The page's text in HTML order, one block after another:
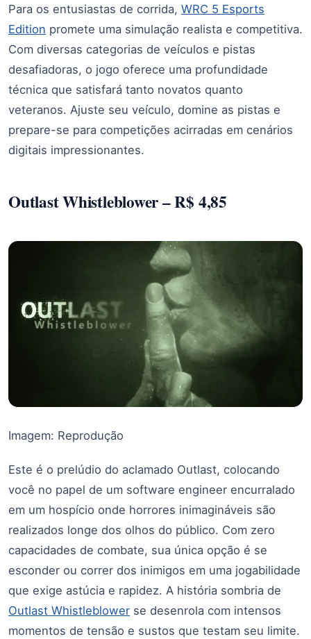
Para os entusiastas de corrida, WRC 5 Esports
Edition promete uma simulação realista e competitiva.
Com diversas categorias de veículos e pistas
desafiadoras, o jogo oferece uma profundidade
técnica que satisfará tanto novatos quanto
veteranos. Ajuste seu veículo, domine as pistas e
prepare-se para competições acirradas em cenários
digitais impressionantes.
Outlast Whistleblower – R$ 4,85
Imagem: Reprodução
Este é o prelúdio do aclamado Outlast, colocando
você no papel de um software engineer encurralado
em um hospício onde horrores inimagináveis são
realizados longe dos olhos do público. Com zero
capacidades de combate, sua única opção é se
esconder ou correr dos inimigos em uma jogabilidade
que exige astúcia e rapidez. A história sombria de
Outlast Whistleblower se desenrola com intensos
momentos de tensão e sustos que testam seu limite.